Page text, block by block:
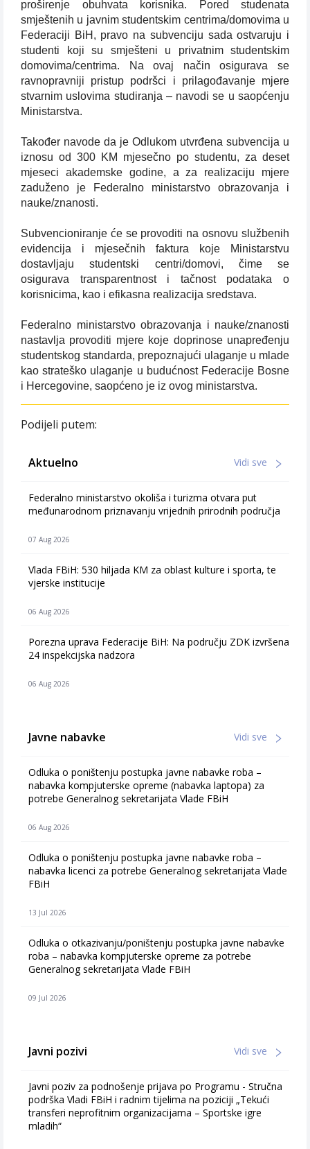
proširenje obuhvata korisnika. Pored studenata
smještenih u javnim studentskim centrima/domovima u
Federaciji BiH, pravo na subvenciju sada ostvaruju i
studenti koji su smješteni u privatnim studentskim
domovima/centrima. Na ovaj način osigurava se
ravnopravniji pristup podršci i prilagođavanje mjere
stvarnim uslovima studiranja – navodi se u saopćenju
Ministarstva.
Također navode da je Odlukom utvrđena subvencija u
iznosu od 300 KM mjesečno po studentu, za deset
mjeseci akademske godine, a za realizaciju mjere
zaduženo je Federalno ministarstvo obrazovanja i
nauke/znanosti.
Subvencioniranje će se provoditi na osnovu službenih
evidencija i mjesečnih faktura koje Ministarstvu
dostavljaju studentski centri/domovi, čime se
osigurava transparentnost i tačnost podataka o
korisnicima, kao i efikasna realizacija sredstava.
Federalno ministarstvo obrazovanja i nauke/znanosti
nastavlja provoditi mjere koje doprinose unapređenju
studentskog standarda, prepoznajući ulaganje u mlade
kao strateško ulaganje u budućnost Federacije Bosne
i Hercegovine, saopćeno je iz ovog ministarstva.
Podijeli putem:
Aktuelno Vidi sve
Federalno ministarstvo okoliša i turizma otvara put
međunarodnom priznavanju vrijednih prirodnih područja
07 Aug 2026
Vlada FBiH: 530 hiljada KM za oblast kulture i sporta, te
vjerske institucije
06 Aug 2026
Porezna uprava Federacije BiH: Na području ZDK izvršena
24 inspekcijska nadzora
06 Aug 2026
Javne nabavke Vidi sve
Odluka o poništenju postupka javne nabavke roba –
nabavka kompjuterske opreme (nabavka laptopa) za
potrebe Generalnog sekretarijata Vlade FBiH
06 Aug 2026
Odluka o poništenju postupka javne nabavke roba –
nabavka licenci za potrebe Generalnog sekretarijata Vlade
FBiH
13 Jul 2026
Odluka o otkazivanju/poništenju postupka javne nabavke
roba – nabavka kompjuterske opreme za potrebe
Generalnog sekretarijata Vlade FBiH
09 Jul 2026
Javni pozivi Vidi sve
Javni poziv za podnošenje prijava po Programu - Stručna
podrška Vladi FBiH i radnim tijelima na poziciji „Tekući
transferi neprofitnim organizacijama – Sportske igre
mladih“